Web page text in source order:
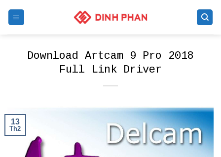
Download Artcam 9 Pro 2018
Full Link Driver
13
Th2